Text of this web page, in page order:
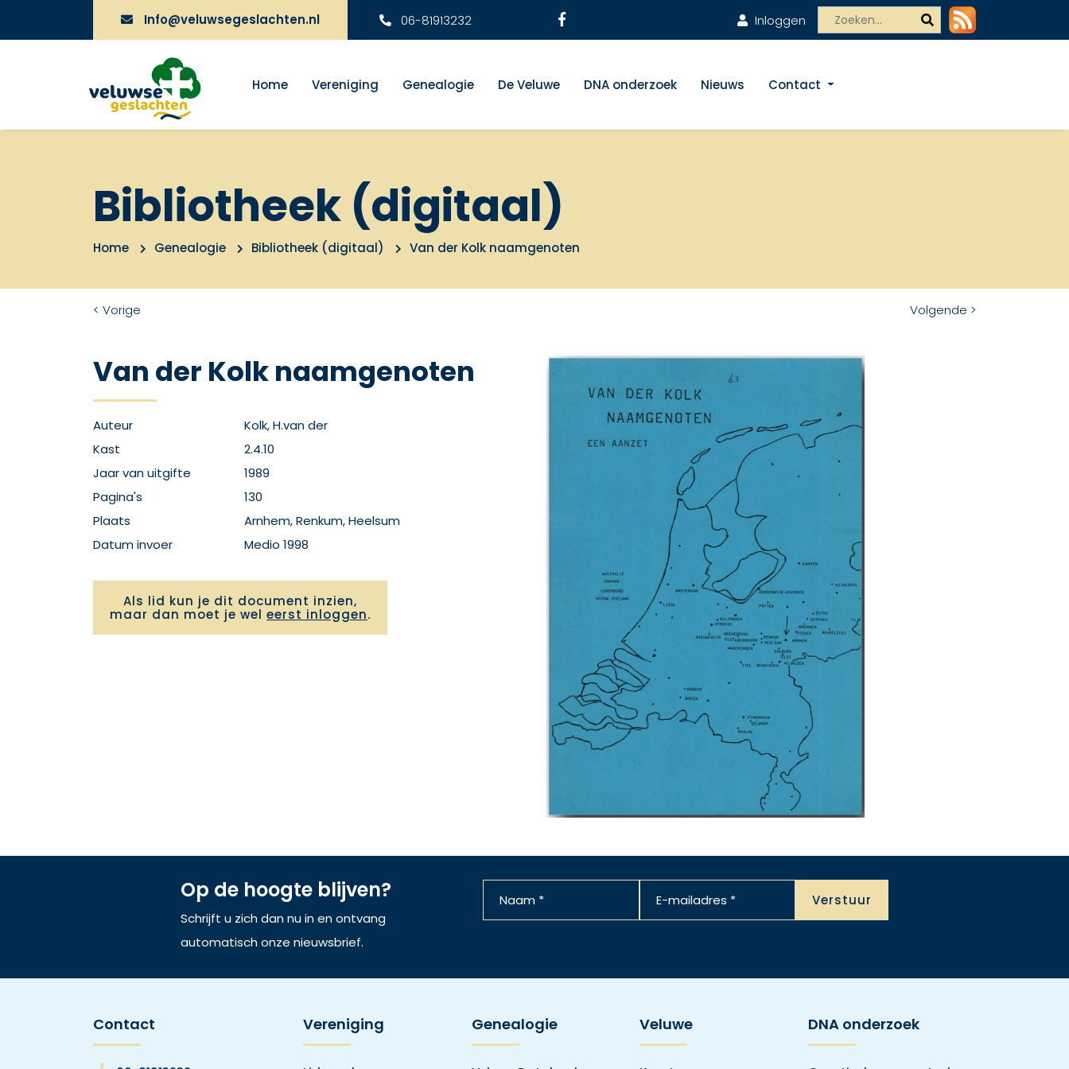
Info@veluwsegeslachten.nl 06-81913232 Inloggen
Home Vereniging Genealogie De Veluwe DNA onderzoek Nieuws Contact
Bibliotheek (digitaal)
Home Genealogie Bibliotheek (digitaal) Van der Kolk naamgenoten
< Vorige Volgende >
Van der Kolk naamgenoten
Auteur
Kolk, H.van der
Kast
2.4.10
Jaar van uitgifte
1989
Pagina's
130
Plaats
Arnhem, Renkum, Heelsum
Datum invoer
Medio 1998
Als lid kun je dit document inzien,
maar dan moet je wel eerst inloggen.
Op de hoogte blijven?
Schrijft u zich dan nu in en ontvang
automatisch onze nieuwsbrief.
Contact Vereniging Genealogie Veluwe DNA onderzoek